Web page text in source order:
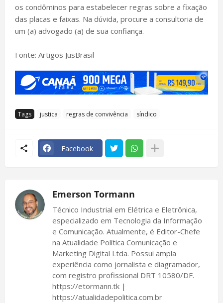
os condôminos para estabelecer regras sobre a fixação
das placas e faixas. Na dúvida, procure a consultoria de
um (a) advogado (a) de sua confiança.
Fonte: Artigos JusBrasil
Tags justica regras de convivência síndico
Facebook
Emerson Tormann
Técnico Industrial em Elétrica e Eletrônica,
especializado em Tecnologia da Informação
e Comunicação. Atualmente, é Editor-Chefe
na Atualidade Política Comunicação e
Marketing Digital Ltda. Possui ampla
experiência como jornalista e diagramador,
com registro profissional DRT 10580/DF.
https://etormann.tk |
https://atualidadepolitica.com.br